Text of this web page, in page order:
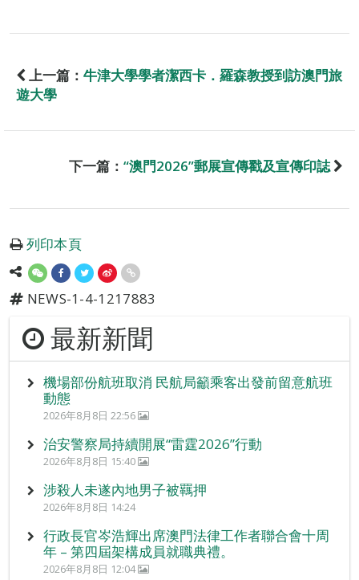
上一篇： 牛津大學學者潔西卡．羅森教授到訪澳門旅
遊大學
下一篇： “澳門2026”郵展宣傳戳及宣傳印誌
列印本頁
NEWS-1-4-1217883
最新新聞
機場部份航班取消 民航局籲乘客出發前留意航班
動態
2026年8月8日 22:56
治安警察局持續開展“雷霆2026”行動
2026年8月8日 15:40
涉殺人未遂內地男子被羈押
2026年8月8日 14:24
行政長官岑浩輝出席澳門法律工作者聯合會十周
年 – 第四屆架構成員就職典禮。
2026年8月8日 12:04